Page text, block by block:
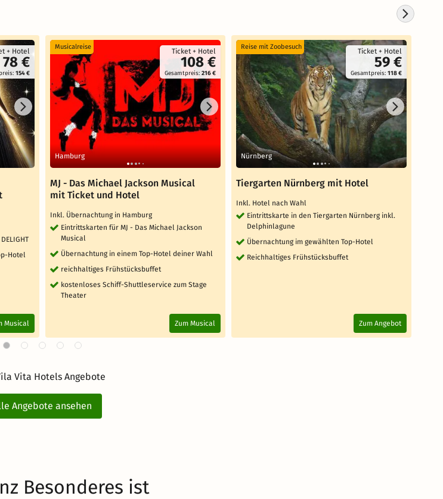
+ Hotel
78 €
154 €
Hotel
Musical
Ticket + Hotel
108 €
Gesamtpreis: 216 €
Musicalreise
Hamburg
MJ - Das Michael Jackson Musical
mit Ticket und Hotel
Inkl. Übernachtung in Hamburg
Eintrittskarten für MJ - Das Michael Jackson
Musical
Übernachtung in einem Top-Hotel deiner Wahl
reichhaltiges Frühstücksbuffet
kostenloses Schiff-Shuttleservice zum Stage
Theater
Zum Musical
Ticket + Hotel
59 €
Gesamtpreis: 118 €
Reise mit Zoobesuch
Nürnberg
Tiergarten Nürnberg mit Hotel
Inkl. Hotel nach Wahl
Eintrittskarte in den Tiergarten Nürnberg inkl.
Delphinlagune
Übernachtung im gewählten Top-Hotel
Reichhaltiges Frühstücksbuffet
Zum Angebot
Vita Hotels Angebote
Angebote ansehen
Besonderes ist